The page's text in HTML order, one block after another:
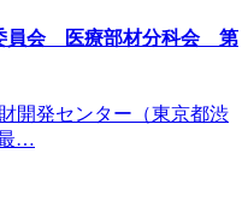
員会 医療部材分科会 第
開発センター（東京都渋
…